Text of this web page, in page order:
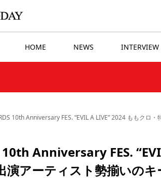
HOME NEWS INTERVIEW
10th Anniversary FES. “EVIL A LIVE” 2024 ももク
10th Anniversary FES.
演アーティスト勢揃いの